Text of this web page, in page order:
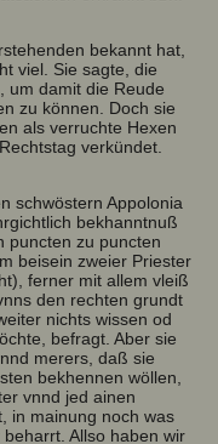
bekannt hat,
viel. Sie sagte, die
um damit die Reude
zu können. Doch sie
als verruchte Hexen
verkündet.
schwöstern Appolonia
bekhanntnuß
puncten zu puncten
beisein zweier Priester
ferner mit allem vleiß
den rechten grundt
nichts wissen od
befragt. Aber sie
merers, daß sie
bekhennen wöllen,
vnnd jed ainen
in mainung noch was
Allso haben wir